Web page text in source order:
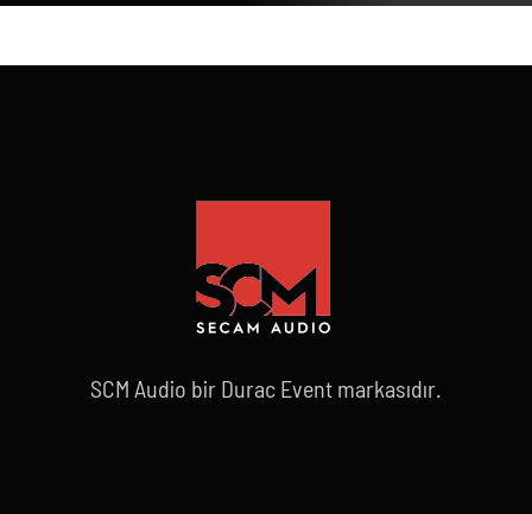
SCM Audio bir Durac Event markasıdır.